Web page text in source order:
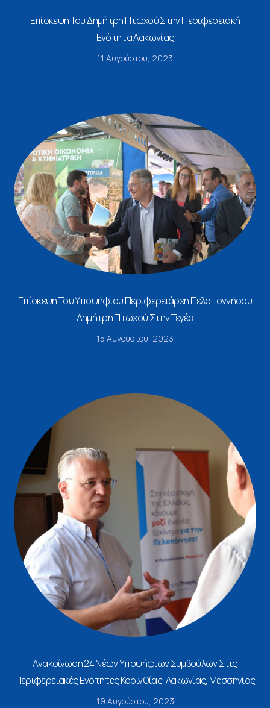
Επίσκεψη Του Δημήτρη Πτωχού Στην Περιφερειακή
Ενότητα Λακωνίας
11 Αυγούστου, 2023
Επίσκεψη Του Υποψήφιου Περιφερειάρχη Πελοποννήσου
Δημήτρη Πτωχού Στην Τεγέα
15 Αυγούστου, 2023
Ανακοίνωση 24 Νέων Υποψήφιων Συμβούλων Στις
Περιφερειακές Ενότητες Κορινθίας, Λακωνίας, Μεσσηνίας
19 Αυγούστου, 2023